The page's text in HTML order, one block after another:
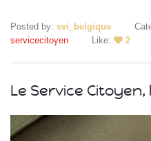
Posted by: svi_belgique
servicecitoyen
Like: 2
Le Service Citoyen,